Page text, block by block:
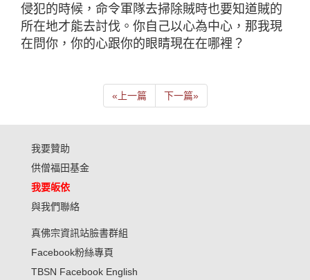
侵犯的時候，命令軍隊去掃除賊時也要知道賊的
所在地才能去討伐。你自己以心為中心，那我現
在問你，你的心跟你的眼睛現在在哪裡？
« 上一篇 下一篇»
我要贊助
供僧福田基金
我要皈依
與我們聯絡
真佛宗資訊站臉書群組
Facebook粉絲專頁
TBSN Facebook English